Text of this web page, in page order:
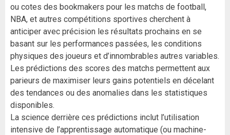
ou cotes des bookmakers pour les matchs de football,
NBA, et autres compétitions sportives cherchent à
anticiper avec précision les résultats prochains en se
basant sur les performances passées, les conditions
physiques des joueurs et d’innombrables autres variables.
Les prédictions des scores des matchs permettent aux
parieurs de maximiser leurs gains potentiels en décelant
des tendances ou des anomalies dans les statistiques
disponibles.
La science derrière ces prédictions inclut l’utilisation
intensive de l’apprentissage automatique (ou machine-